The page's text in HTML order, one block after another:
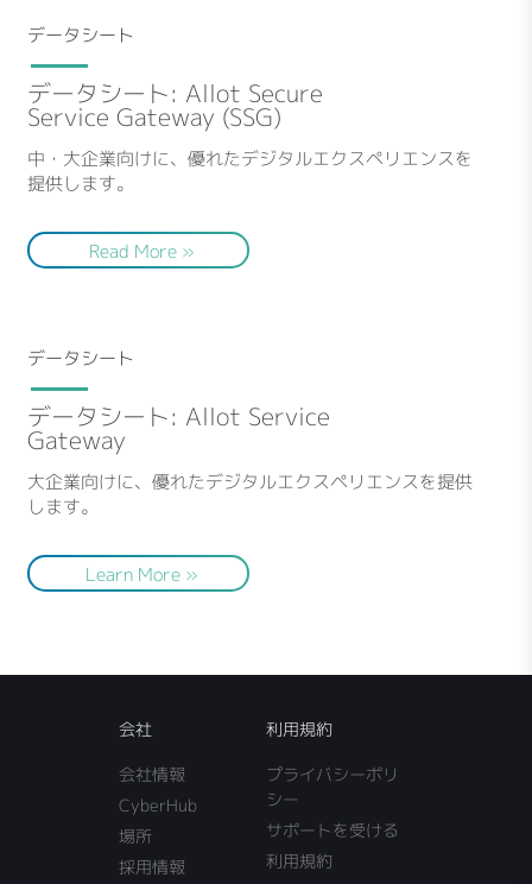
データシート
データシート: Allot Secure
Service Gateway (SSG)
中・大企業向けに、優れたデジタルエクスペリエンスを
提供します。
Read More »
データシート
データシート: Allot Service
Gateway
大企業向けに、優れたデジタルエクスペリエンスを提供
します。
Learn More »
会社
会社情報
CyberHub
場所
採用情報
利用規約
プライバシーポリ
シー
サポートを受ける
利用規約